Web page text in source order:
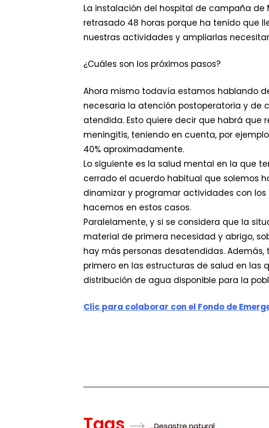
La instalación del hospital de campaña de
retrasado 48 horas porque ha tenido que
nuestras actividades y ampliarlas
¿Cuáles son los próximos pasos?
Ahora mismo todavía estamos hablando
necesaria la atención postoperatoria y de
atendida. Esto quiere decir que habrá
meningitis, teniendo en cuenta, por
40% aproximadamente.
Lo siguiente es la salud mental en la que
cerrado el acuerdo habitual que solemos
dinamizar y programar actividades con
hacemos en estos casos.
Paralelamente, y si se considera que la
material de primera necesidad y abrigo,
hay más personas desatendidas.
primero en las estructuras de salud en las
distribución de agua disponible para la
Clic para colaborar con el Fondo de
Desastre natural